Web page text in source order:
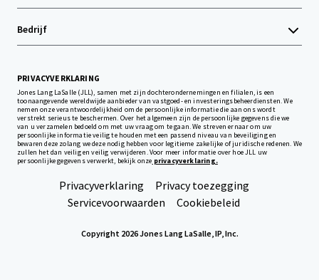
Bedrijf
PRIVACYVERKLARING
Jones Lang LaSalle (JLL), samen met zijn dochterondernemingen en filialen, is een
toonaangevende wereldwijde aanbieder van vastgoed- en investeringsbeheerdiensten. We
nemen onze verantwoordelijkheid om de persoonlijke informatie die aan ons wordt
verstrekt serieus te beschermen. Over het algemeen zijn de persoonlijke gegevens die we
van u verzamelen bedoeld om met uw vraag om te gaan. We streven ernaar om uw
persoonlijke informatie veilig te houden met een passend niveau van beveiliging en
bewaren deze zolang we deze nodig hebben voor legitieme zakelijke of juridische redenen. We
zullen het dan veilig en veilig verwijderen. Voor meer informatie over hoe JLL uw
persoonlijke gegevens verwerkt, bekijk onze privacyverklaring.
Privacyverklaring
Privacy toezegging
Servicevoorwaarden
Cookiebeleid
Copyright 2026 Jones Lang LaSalle, IP, Inc.